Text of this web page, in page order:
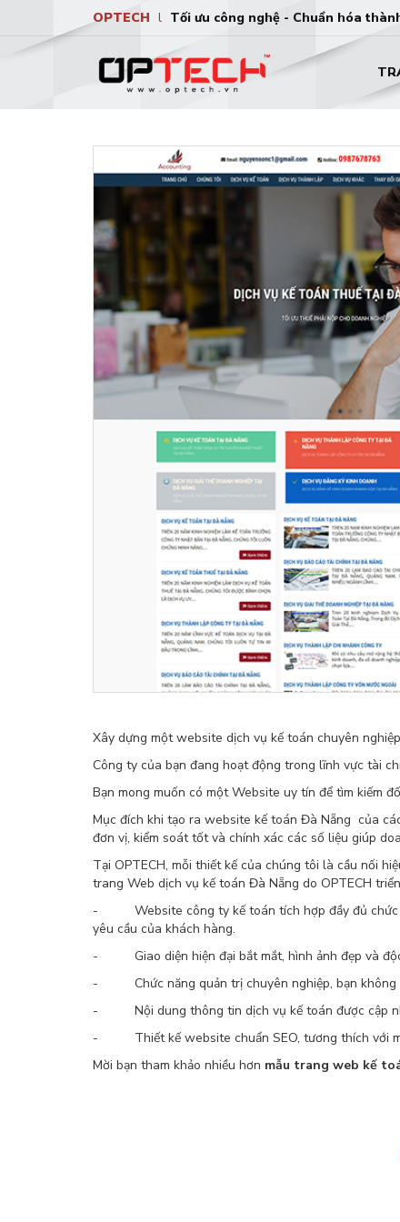
OPTECH l Tối ưu công nghệ - Chuẩn hóa
Xây dựng một website dịch vụ kế toán chuyên
Công ty của bạn đang hoạt động trong lĩnh vực tài
Bạn mong muốn có một Website uy tín để tìm kiếm
Mục đích khi tạo ra website kế toán Đà Nẵng của
đơn vị, kiểm soát tốt và chính xác các số liệu giúp
Tại OPTECH, mỗi thiết kế của chúng tôi là cầu nối
trang Web dịch vụ kế toán Đà Nẵng do OPTECH
- Website công ty kế toán tích hợp đầy đủ chức
yêu cầu của khách hàng.
- Giao diện hiện đại bắt mắt, hình ảnh đẹp và độc
- Chức năng quản trị chuyên nghiệp, bạn không
- Nội dung thông tin dịch vụ kế toán được cập
- Thiết kế website chuẩn SEO, tương thích với
Mời bạn tham khảo nhiều hơn mẫu trang web kế